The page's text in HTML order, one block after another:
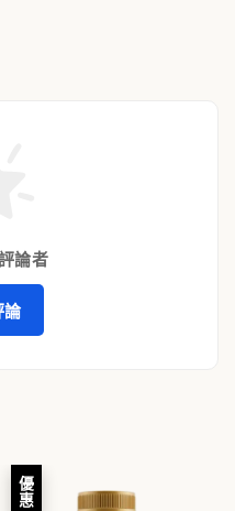
論者
論
優惠